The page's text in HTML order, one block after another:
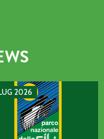
DELL’ENTE
2026 DI